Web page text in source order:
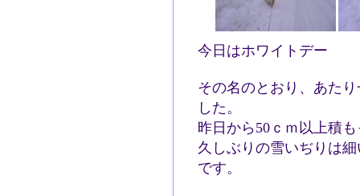
今日はホワイトデー
その名のとおり、あた
した。
昨日から50ｃｍ以上積
久しぶりの雪いぢりは
です。